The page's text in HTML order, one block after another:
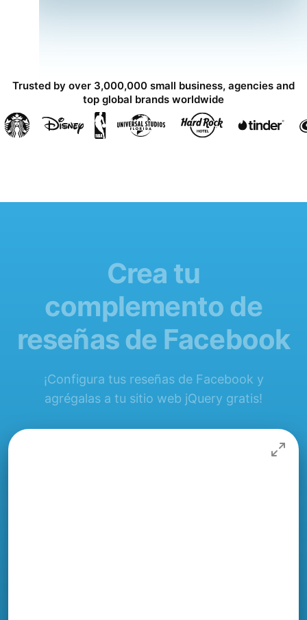
Trusted by over 3,000,000 small business, agencies and
top global brands worldwide
Crea tu
complemento de
reseñas de Facebook
¡Configura tus reseñas de Facebook y
agrégalas a tu sitio web jQuery gratis!